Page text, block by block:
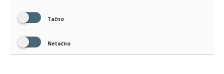
Tačno
Netačno